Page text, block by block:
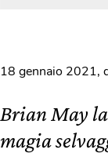
18 gennaio 2021,
Brian May
magia